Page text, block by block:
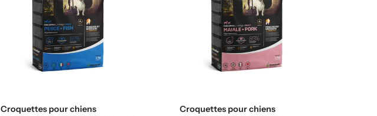
Croquettes pour chiens
Croquettes pour chiens